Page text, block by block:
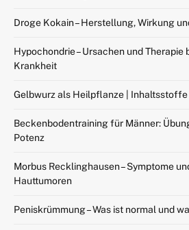
Droge Kokain – Herstellung, Wirkung
Hypochondrie – Ursachen und Therapie
Krankheit
Gelbwurz als Heilpflanze |
Beckenbodentraining für Männer:
Potenz
Morbus Recklinghausen – Symptome
Hauttumoren
Peniskrümmung – Was ist normal und